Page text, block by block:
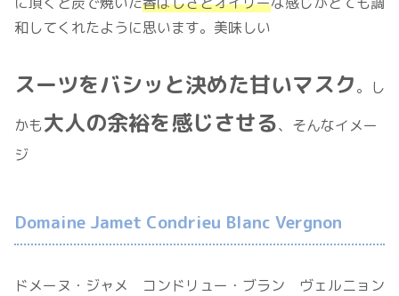
和してくれたように思います。美味しい
スーツをバシッと決めた甘いマスク。し
かも大人の余裕を感じさせる、そんなイメー
ジ
Domaine Jamet Condrieu Blanc Vergnon
ドメーヌ・ジャメ コンドリュー・ブラン ヴェルニョン